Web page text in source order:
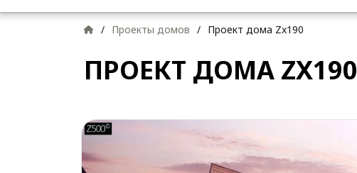
/ Проекты домов / Проект дома Zx190
ПРОЕКТ ДОМА ZX190